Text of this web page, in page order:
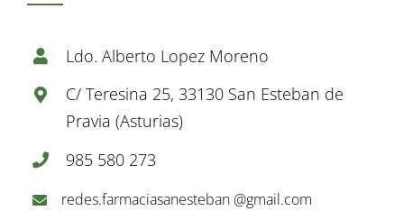
Ldo. Alberto Lopez Moreno
C/ Teresina 25, 33130 San Esteban de
Pravia (Asturias)
985 580 273
redes.farmaciasanesteban @gmail.com